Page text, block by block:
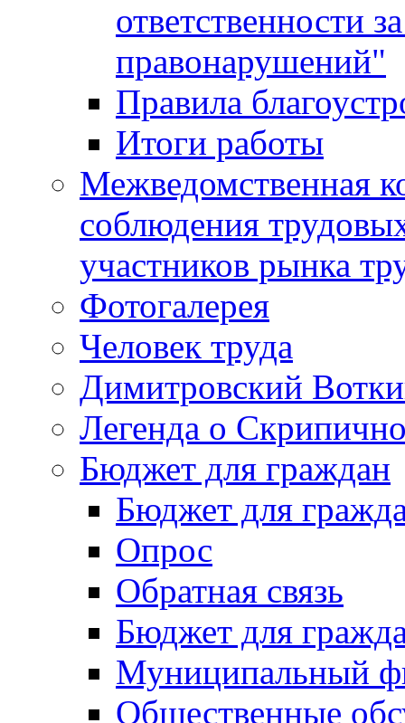
ответственности
правонарушений"
Правила
Итоги работы
Межведомственная
соблюдения
участников рынка
Фотогалерея
Человек труда
Димитровский
Легенда о
Бюджет для граждан
Бюджет для
Опрос
Обратная связь
Бюджет для
Муниципальный
Общественные